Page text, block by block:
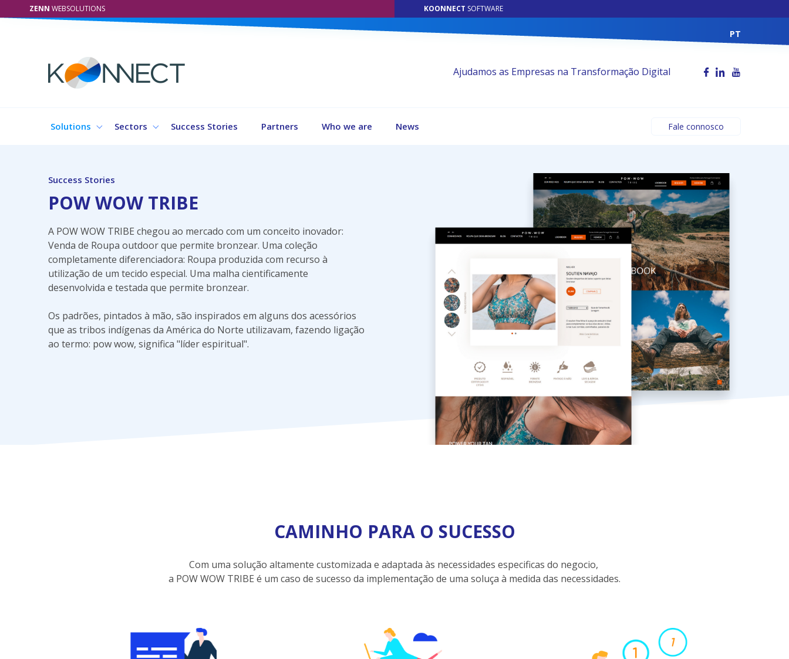
ZENN WEBSOLUTIONS KOONNECT SOFTWARE
PT
Ajudamos as Empresas na Transformação Digital
Solutions Sectors Success Stories Partners Who we are News Fale connosco
Success Stories
POW WOW TRIBE
A POW WOW TRIBE chegou ao mercado com um conceito inovador:
Venda de Roupa outdoor que permite bronzear. Uma coleção
completamente diferenciadora: Roupa produzida com recurso à
utilização de um tecido especial. Uma malha cientificamente
desenvolvida e testada que permite bronzear.
Os padrões, pintados à mão, são inspirados em alguns dos acessórios
que as tribos indígenas da América do Norte utilizavam, fazendo ligação
ao termo: pow wow, significa "líder espiritual".
CAMINHO PARA O SUCESSO
Com uma solução altamente customizada e adaptada às necessidades especificas do negocio,
a POW WOW TRIBE é um caso de sucesso da implementação de uma soluça à medida das necessidades.